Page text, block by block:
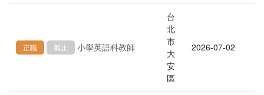
正職 截止 小學英語科教師
台
北
市
大
安
區
2026-07-02